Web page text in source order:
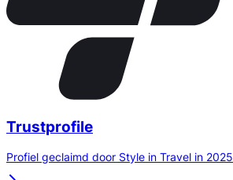
Trustprofile
Profiel geclaimd door Style in Travel in 2025